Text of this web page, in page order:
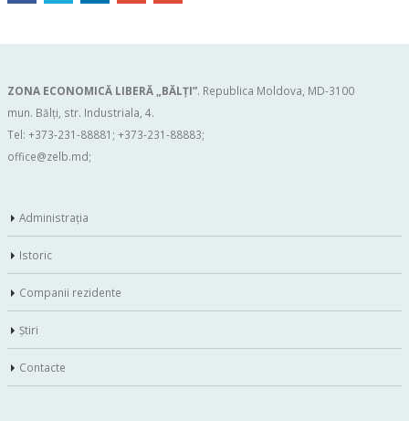
ZONA ECONOMICĂ LIBERĂ „BĂLŢI”. Republica Moldova, MD-3100
mun. Bălți, str. Industriala, 4.
Tel: +373-231-88881; +373-231-88883;
office@zelb.md;
Administraţia
Istoric
Companii rezidente
Ştiri
Contacte